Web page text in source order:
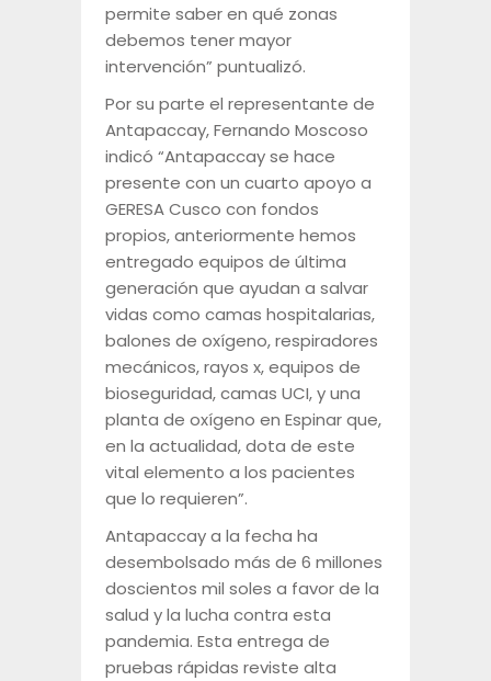
permite saber en qué zonas
debemos tener mayor
intervención” puntualizó.
Por su parte el representante de
Antapaccay, Fernando Moscoso
indicó “Antapaccay se hace
presente con un cuarto apoyo a
GERESA Cusco con fondos
propios, anteriormente hemos
entregado equipos de última
generación que ayudan a salvar
vidas como camas hospitalarias,
balones de oxígeno, respiradores
mecánicos, rayos x, equipos de
bioseguridad, camas UCI, y una
planta de oxígeno en Espinar que,
en la actualidad, dota de este
vital elemento a los pacientes
que lo requieren”.
Antapaccay a la fecha ha
desembolsado más de 6 millones
doscientos mil soles a favor de la
salud y la lucha contra esta
pandemia. Esta entrega de
pruebas rápidas reviste alta